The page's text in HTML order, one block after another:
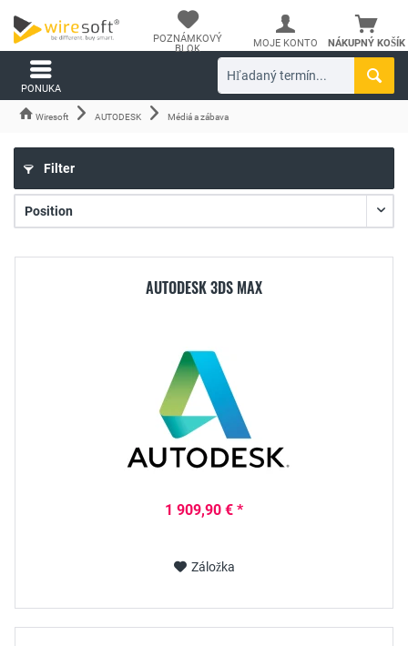
NÁKUPNÝ KOŠÍK
POZNÁMKOVÝ
BLOK
MOJE KONTO
PONUKA
Wiresoft AUTODESK Médiá a zábava
Filter
AUTODESK 3DS MAX
1 909,90 € *
Záložka